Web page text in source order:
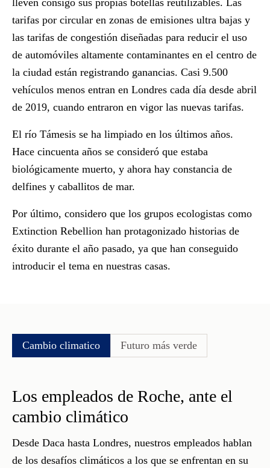
lleven consigo sus propias botellas reutilizables. Las
tarifas por circular en zonas de emisiones ultra bajas y
las tarifas de congestión diseñadas para reducir el uso
de automóviles altamente contaminantes en el centro de
la ciudad están registrando ganancias. Casi 9.500
vehículos menos entran en Londres cada día desde abril
de 2019, cuando entraron en vigor las nuevas tarifas.
El río Támesis se ha limpiado en los últimos años.
Hace cincuenta años se consideró que estaba
biológicamente muerto, y ahora hay constancia de
delfines y caballitos de mar.
Por último, considero que los grupos ecologistas como
Extinction Rebellion han protagonizado historias de
éxito durante el año pasado, ya que han conseguido
introducir el tema en nuestras casas.
Cambio climatico Futuro más verde
Los empleados de Roche, ante el
cambio climático
Desde Daca hasta Londres, nuestros empleados hablan
de los desafíos climáticos a los que se enfrentan en su